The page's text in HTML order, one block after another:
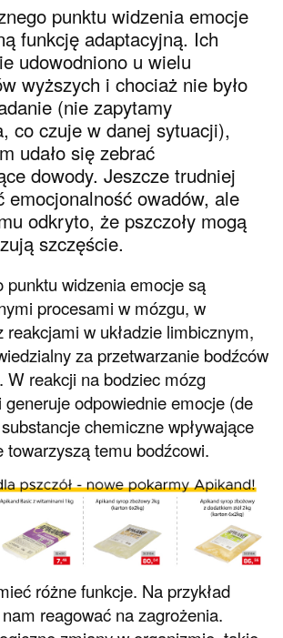
punktu widzenia emocje
funkcję adaptacyjną. Ich
udowodniono u wielu
wyższych i chociaż nie było
(nie zapytamy
co czuje w danej sytuacji),
udało się zebrać
dowody. Jeszcze trudniej
emocjonalność owadów, ale
odkryto, że pszczoły mogą
szczęście.
punktu widzenia emocje są
procesami w mózgu, w
reakcjami w układzie limbicznym,
za przetwarzanie bodźców
W reakcji na bodziec mózg
generuje odpowiednie emocje (de
chemiczne wpływające
towarzyszą temu bodźcowi.
różne funkcje. Na przykład
reagować na zagrożenia.